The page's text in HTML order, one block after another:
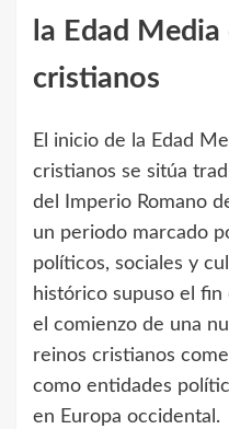
la Edad
cristianos
El inicio de la Edad
cristianos se sitúa
del Imperio Romano
un periodo marcado
políticos, sociales y
histórico supuso el
el comienzo de una
reinos cristianos
como entidades
en Europa occidental.